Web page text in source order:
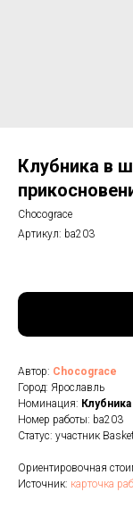
Клубника в
Chocograce
Артикул: ba203
Автор: Chocograce
Город: Ярославль
Номинация:
Номер работы: ba203
Статус: участник
Ориентировочная
Источник: карточка